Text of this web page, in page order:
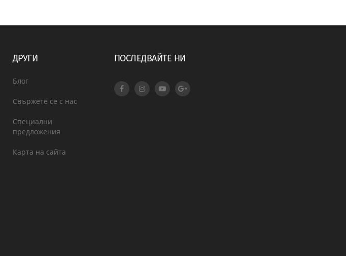
ДРУГИ
Блог
Свържете се с нас
Специални
предложения
Карта на сайта
ПОСЛЕДВАЙТЕ НИ